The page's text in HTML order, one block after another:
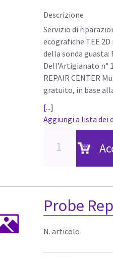
Descrizione
Servizio di
ecografiche TEE
della sonda guasta:
Dell’Artigianato n°
REPAIR CENTER
gratuito, in base
[...]
Aggiungi a lista dei
Probe
N. articolo